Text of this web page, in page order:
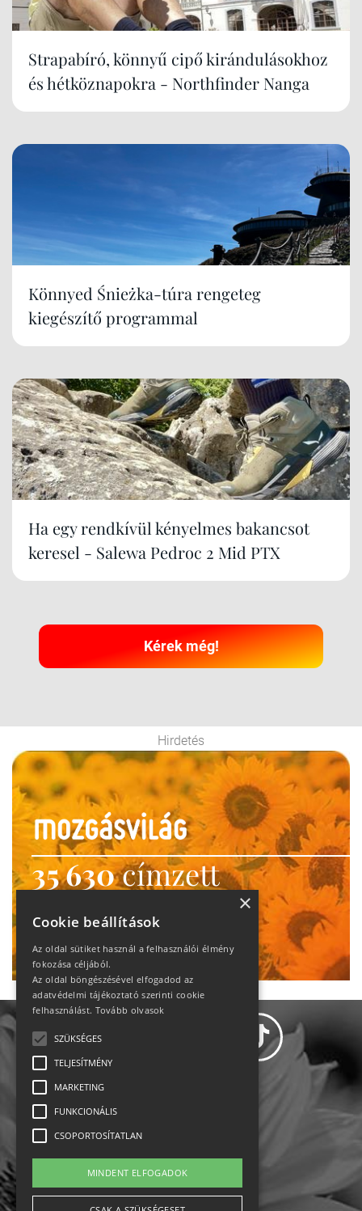
Strapabíró, könnyű cipő kirándulásokhoz
és hétköznapokra - Northfinder Nanga
Könnyed Śnieżka-túra rengeteg
kiegészítő programmal
Ha egy rendkívül kényelmes bakancsot
keresel - Salewa Pedroc 2 Mid PTX
Kérek még!
Hirdetés
35 630címzett
heti motiváció
Ne maradj le!
Állásajánlatok
Impresszum-kapcsolat
×
Cookie beállítások
Az oldal sütiket használ a felhasználói élmény
fokozása céljából.
Az oldal böngészésével elfogadod az
adatvédelmi tájékoztató szerinti cookie
felhasználást. Tovább olvasok
SZÜKSÉGES
TELJESÍTMÉNY
MARKETING
FUNKCIONÁLIS
CSOPORTOSÍTATLAN
MINDENT ELFOGADOK